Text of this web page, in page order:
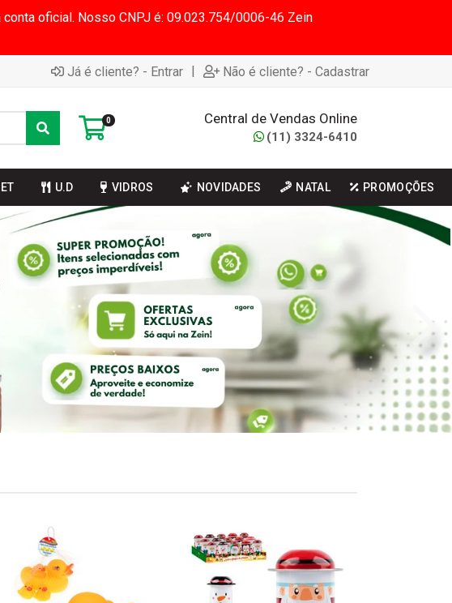
oficial. Nosso CNPJ é: 09.023.754/0006-46 Zein
Já é cliente? - Entrar | Não é cliente? - Cadastrar
0 Central de Vendas Online
(11) 3324-6410
U.D VIDROS NOVIDADES NATAL PROMOÇÕES